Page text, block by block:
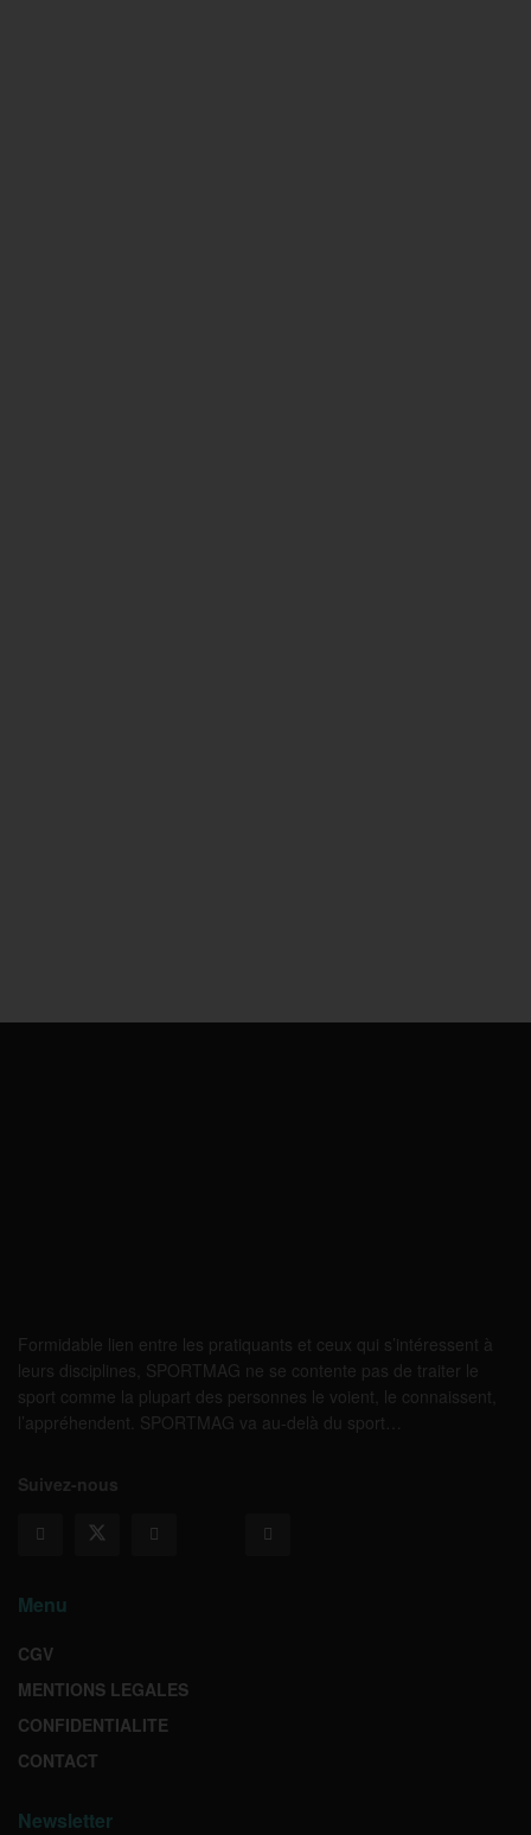
Formidable lien entre les pratiquants et ceux qui s’intéressent à
leurs disciplines, SPORTMAG ne se contente pas de traiter le
sport comme la plupart des personnes le voient, le connaissent,
l’appréhendent. SPORTMAG va au-delà du sport…
Suivez-nous
Menu
CGV
MENTIONS LEGALES
CONFIDENTIALITE
CONTACT
Newsletter